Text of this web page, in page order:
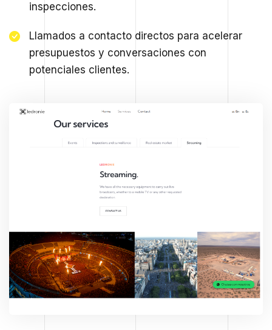
inspecciones.
Llamados a contacto directos para acelerar
presupuestos y conversaciones con
potenciales clientes.